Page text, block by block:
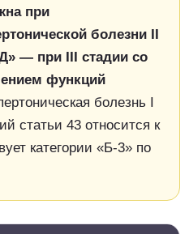
при
болезни II
— при III стадии со
функций
болезнь I
статьи 43 относится к
категории «Б-3» по